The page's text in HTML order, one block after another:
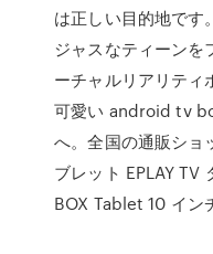
は正しい目的地です
ジャスなティーンを
ーチャルリアリティ
可愛い android tv
へ。全国の通販ショ
ブレット EPLAY TV
BOX Tablet 10 イン